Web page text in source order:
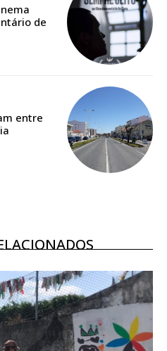
online
Exclusivos para
o plano
€
de
entre